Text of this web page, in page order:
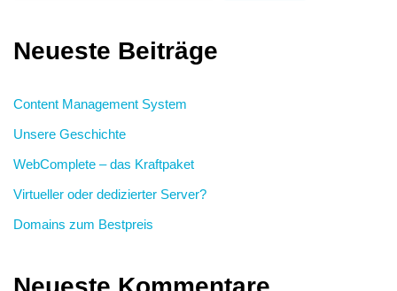
Neueste Beiträge
Content Management System
Unsere Geschichte
WebComplete – das Kraftpaket
Virtueller oder dedizierter Server?
Domains zum Bestpreis